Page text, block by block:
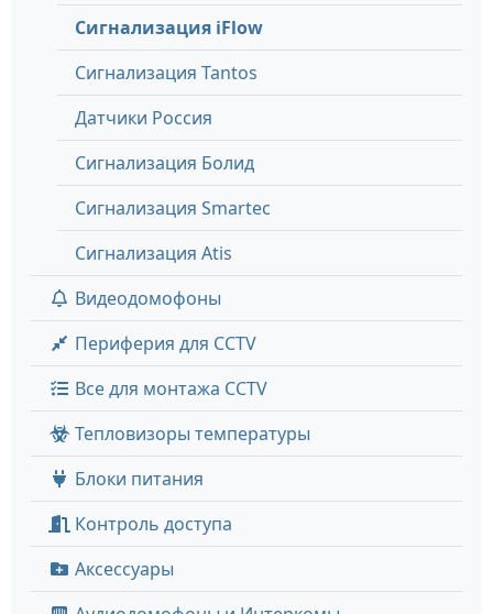
Сигнализация iFlow
Сигнализация Tantos
Датчики Россия
Сигнализация Болид
Сигнализация Smartec
Сигнализация Atis
Видеодомофоны
Периферия для CCTV
Все для монтажа CCTV
Тепловизоры температуры
Блоки питания
Контроль доступа
Аксессуары